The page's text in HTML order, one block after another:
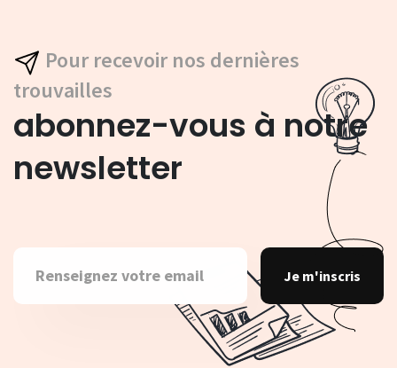
Pour recevoir nos dernières
trouvailles
abonnez-vous à notre
newsletter
Je m'inscris